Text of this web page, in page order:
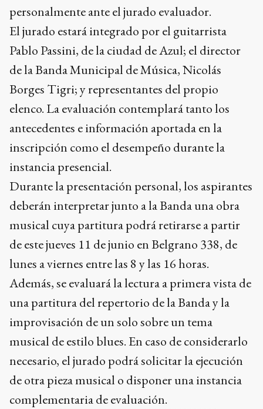
personalmente ante el jurado evaluador.
El jurado estará integrado por el guitarrista
Pablo Passini, de la ciudad de Azul; el director
de la Banda Municipal de Música, Nicolás
Borges Tigri; y representantes del propio
elenco. La evaluación contemplará tanto los
antecedentes e información aportada en la
inscripción como el desempeño durante la
instancia presencial.
Durante la presentación personal, los aspirantes
deberán interpretar junto a la Banda una obra
musical cuya partitura podrá retirarse a partir
de este jueves 11 de junio en Belgrano 338, de
lunes a viernes entre las 8 y las 16 horas.
Además, se evaluará la lectura a primera vista de
una partitura del repertorio de la Banda y la
improvisación de un solo sobre un tema
musical de estilo blues. En caso de considerarlo
necesario, el jurado podrá solicitar la ejecución
de otra pieza musical o disponer una instancia
complementaria de evaluación.